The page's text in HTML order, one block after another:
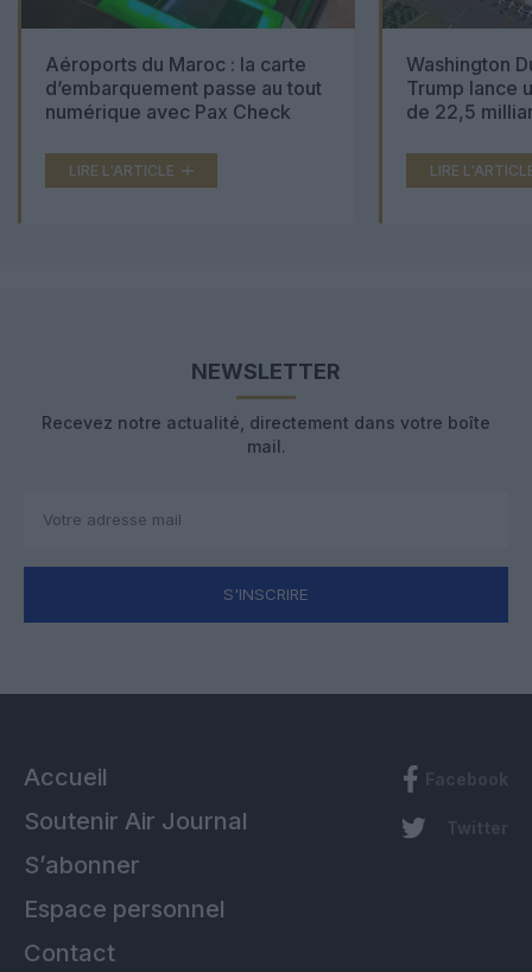
Aéroports du Maroc : la carte
d’embarquement passe au tout
numérique avec Pax Check
LIRE L'ARTICLE
Washington
Trump lance
de 22,5
LIRE
NEWSLETTER
Recevez notre actualité, directement dans votre boîte
mail.
S'INSCRIRE
Accueil
Soutenir Air Journal
S’abonner
Espace personnel
Contact